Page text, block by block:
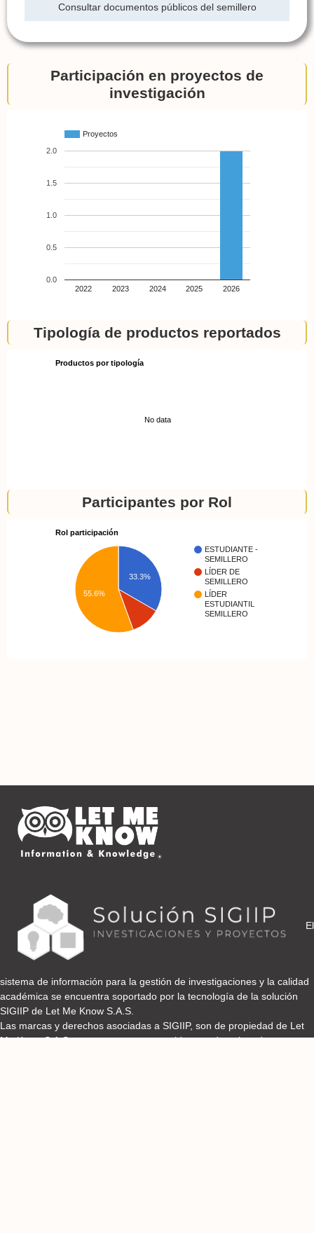
Consultar documentos públicos del semillero
Participación en proyectos de
investigación
Proyectos
2022 2023 2024 2025 2026
0.0
0.5
1.0
1.5
2.0
Tipología de productos reportados
Productos por tipología
No data
Participantes por Rol
Rol participación
ESTUDIANTE -
SEMILLERO
LÍDER DE
SEMILLERO
LÍDER
ESTUDIANTIL
SEMILLERO
33.3%
55.6%
El
sistema de información para la gestión de investigaciones y la calidad
académica se encuentra soportado por la tecnología de la solución
SIGIIP de Let Me Know S.A.S.
Las marcas y derechos asociadas a SIGIIP, son de propiedad de Let
Me Know S.A.S y se encuentran protegidos por derechos de autor e